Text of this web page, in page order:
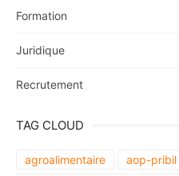
Formation
Juridique
Recrutement
TAG CLOUD
agroalimentaire aop-pribil